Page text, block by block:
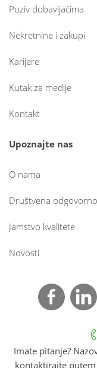
Poziv dobavljačima
Nekretnine i zakupi
Karijere
Kutak za medije
Kontakt
Upoznajte nas
O nama
Društvena
Jamstvo kvalitete
Novosti
Imate pitanje?
kontaktirajte putem